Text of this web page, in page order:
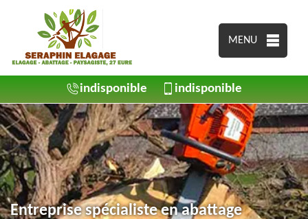
MENU
indisponible indisponible
Entreprise spécialiste en abattage